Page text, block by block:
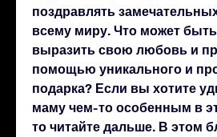
поздравлять
всему миру. Что может
выразить свою любовь и
помощью уникального и
подарка? Если вы хотите
маму чем-то особенным в
то читайте дальше. В этом